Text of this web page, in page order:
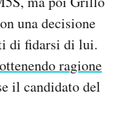
una decisione
di fidarsi di lui.
ottenendo ragione
il candidato del